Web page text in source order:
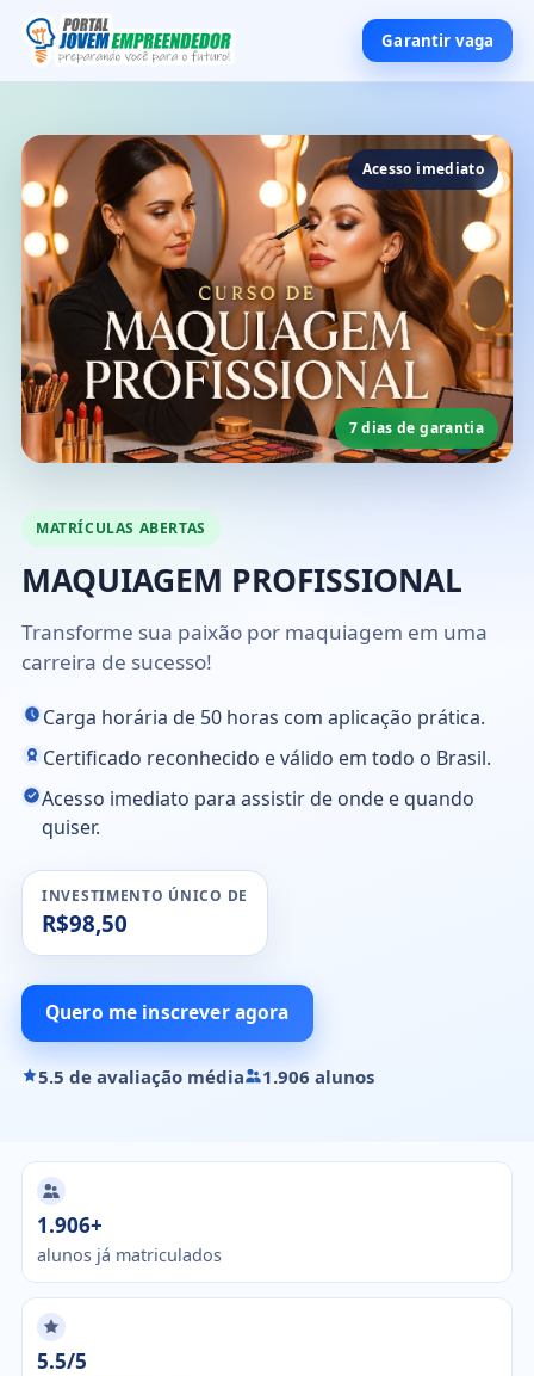
Garantir vaga
MATRÍCULAS ABERTAS
MAQUIAGEM PROFISSIONAL
Transforme sua paixão por maquiagem em uma
carreira de sucesso!
Carga horária de 50 horas com aplicação prática.
Certificado reconhecido e válido em todo o Brasil.
Acesso imediato para assistir de onde e quando
quiser.
INVESTIMENTO ÚNICO DE
R$98,50
Quero me inscrever agora
5.5 de avaliação média 1.906 alunos
Acesso imediato
7 dias de garantia
1.906+
alunos já matriculados
5.5/5